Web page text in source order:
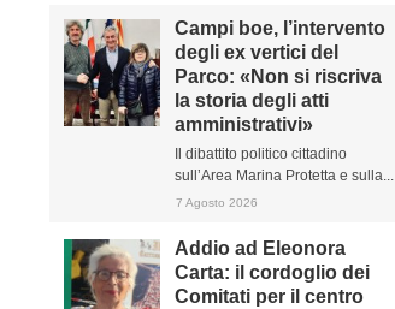
Campi boe, l’intervento
degli ex vertici del
Parco: «Non si riscriva
la storia degli atti
amministrativi»
Il dibattito politico cittadino
sull’Area Marina Protetta e sulla...
7 Agosto 2026
Addio ad Eleonora
Carta: il cordoglio dei
Comitati per il centro